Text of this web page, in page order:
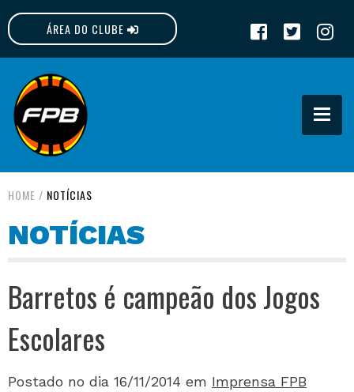
ÁREA DO CLUBE
FPB
HOME / NOTÍCIAS
NOTÍCIAS
Barretos é campeão dos Jogos
Escolares
Postado no dia 16/11/2014 em Imprensa FPB